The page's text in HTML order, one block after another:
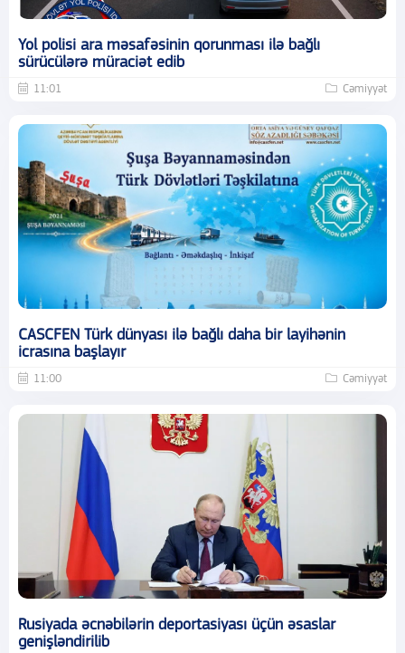
Yol polisi ara məsafəsinin qorunması ilə bağlı
sürücülərə müraciət edib
11:01 Cəmiyyət
CASCFEN Türk dünyası ilə bağlı daha bir layihənin
icrasına başlayır
11:00 Cəmiyyət
Rusiyada əcnəbilərin deportasiyası üçün əsaslar
genişləndirilib